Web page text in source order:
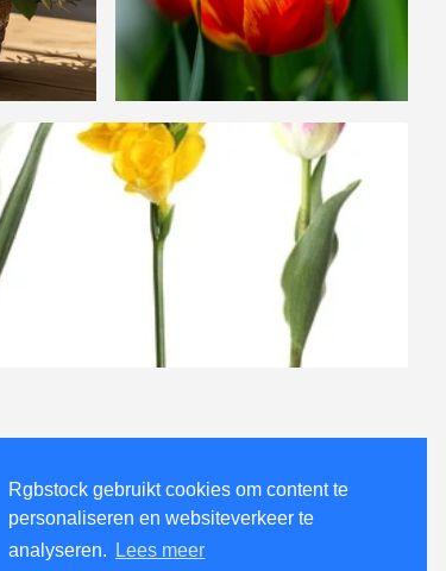
Rgbstock gebruikt cookies om content te
personaliseren en websiteverkeer te
analyseren.
Lees meer